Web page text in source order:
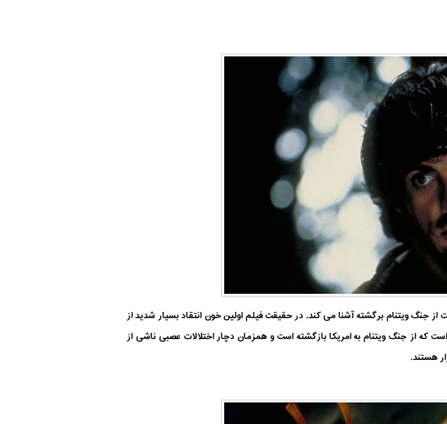
جنگ ویتنام برگشته آشنا می کند. در حقیقت فیلم اولین خون انتقاد بسیار شدید از
که از جنگ ویتنام به امریکا بازگشته است و همزمان دچار اختلالات عصبی ناشی از
هستند.